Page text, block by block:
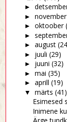
►
► november
► oktoober
►
► august
► juuli (29)
► juuni (32)
► mai (35)
► aprill (19)
▼ märts (41)
Esimesed
Inimene